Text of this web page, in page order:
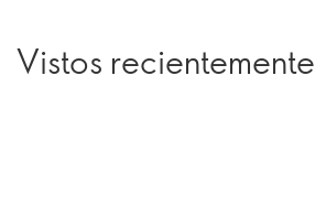
Vistos recientemente